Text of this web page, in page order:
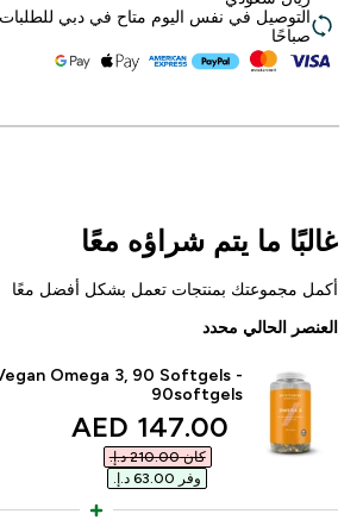
صباحًا
غالبًا ما يتم شراؤه معًا
أكمل مجموعتك بمنتجات تعمل بشكل أفضل معًا
العنصر الحالي محدد
Omega 3, 90 Softgels -
90softgels
discounted price
147.00 AED‎
كان ‏210.00 د.إ.‏‎
وفر ‏63.00 د.إ.‏‎